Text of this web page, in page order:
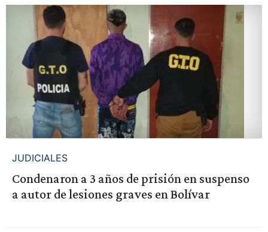
JUDICIALES
Condenaron a 3 años de prisión en suspenso
a autor de lesiones graves en Bolívar